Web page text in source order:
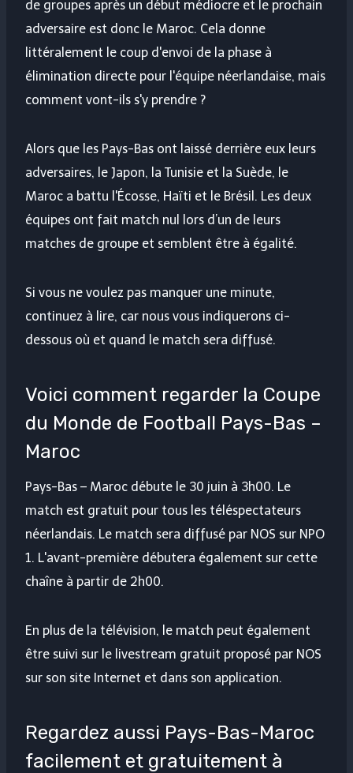
de groupes après un début médiocre et le prochain
adversaire est donc le Maroc. Cela donne
littéralement le coup d'envoi de la phase à
élimination directe pour l'équipe néerlandaise, mais
comment vont-ils s'y prendre ?
Alors que les Pays-Bas ont laissé derrière eux leurs
adversaires, le Japon, la Tunisie et la Suède, le
Maroc a battu l'Écosse, Haïti et le Brésil. Les deux
équipes ont fait match nul lors d’un de leurs
matches de groupe et semblent être à égalité.
Si vous ne voulez pas manquer une minute,
continuez à lire, car nous vous indiquerons ci-
dessous où et quand le match sera diffusé.
Voici comment regarder la Coupe
du Monde de Football Pays-Bas –
Maroc
Pays-Bas – Maroc débute le 30 juin à 3h00. Le
match est gratuit pour tous les téléspectateurs
néerlandais. Le match sera diffusé par NOS sur NPO
1. L'avant-première débutera également sur cette
chaîne à partir de 2h00.
En plus de la télévision, le match peut également
être suivi sur le livestream gratuit proposé par NOS
sur son site Internet et dans son application.
Regardez aussi Pays-Bas-Maroc
facilement et gratuitement à